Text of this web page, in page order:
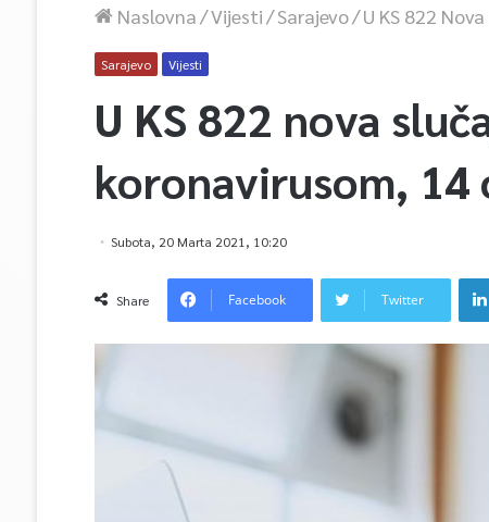
Naslovna/Vijesti/Sarajevo/U KS 822
Sarajevo Vijesti
U KS 822 nova
koronavirusom, 14
Subota, 20 Marta 2021, 10:20
Share Facebook Twitter